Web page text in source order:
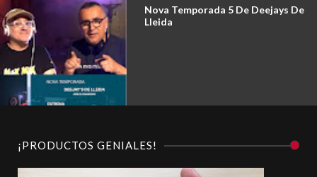
Dj Am Lleida
¡PRODUCTOS GENIALES!